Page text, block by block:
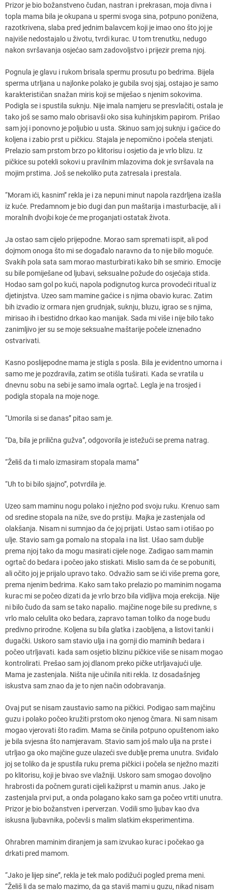
Prizor je bio božanstveno čudan, nastran i prekrasan, moja divna i
topla mama bila je okupana u spermi svoga sina, potpuno ponižena,
razotkrivena, slaba pred jednim balavcem koji je imao ono što joj je
najviše nedostajalo u životu, tvrdi kurac. U tom trenutku, nedugo
nakon svršavanja osjećao sam zadovoljstvo i prijezir prema njoj.
Pognula je glavu i rukom brisala spermu prosutu po bedrima. Bijela
sperma utrljana u najlonke polako je gubila svoj sjaj, ostajao je samo
karakterističan snažan miris koji se miješao s njenim sokovima.
Podigla se i spustila suknju. Nije imala namjeru se presvlačiti, ostala je
tako još se samo malo obrisavši oko sisa kuhinjskim papirom. Prišao
sam joj i ponovno je poljubio u usta. Skinuo sam joj suknju i gaćice do
koljena i zabio prst u pičkicu. Stajala je nepomično i počela stenjati.
Prelazio sam prstom brzo po klitorisu i osjetio da je vrlo blizu. Iz
pičkice su potekli sokovi u pravilnim mlazovima dok je svršavala na
mojim prstima. Još se nekoliko puta zatresala i prestala.
“Moram ići, kasnim” rekla je i za nepuni minut napola razdrljena izašla
iz kuće. Predamnom je bio dugi dan pun maštarija i masturbacije, ali i
moralnih dvojbi koje će me proganjati ostatak života.
Ja ostao sam cijelo prijepodne. Morao sam spremati ispit, ali pod
dojmom onoga što mi se događalo naravno da to nije bilo moguće.
Svakih pola sata sam morao masturbirati kako bih se smirio. Emocije
su bile pomiješane od ljubavi, seksualne požude do osjećaja stida.
Hodao sam gol po kući, napola podignutog kurca provodeći ritual iz
djetinjstva. Uzeo sam mamine gaćice i s njima obavio kurac. Zatim
bih izvadio iz ormara njen grudnjak, suknju, bluzu, igrao se s njima,
mirisao ih i bestidno drkao kao manijak. Sada mi više i nije bilo tako
zanimljivo jer su se moje seksualne maštarije počele iznenadno
ostvarivati.
Kasno poslijepodne mama je stigla s posla. Bila je evidentno umorna i
samo me je pozdravila, zatim se otišla tuširati. Kada se vratila u
dnevnu sobu na sebi je samo imala ogrtač. Legla je na trosjed i
podigla stopala na moje noge.
“Umorila si se danas” pitao sam je.
“Da, bila je prilična gužva”, odgovorila je istežući se prema natrag.
“Želiš da ti malo izmasiram stopala mama”
“Uh to bi bilo sjajno”, potvrdila je.
Uzeo sam maminu nogu polako i nježno pod svoju ruku. Krenuo sam
od sredine stopala na niže, sve do prstiju. Majka je zastenjala od
olakšanja. Nisam ni sumnjao da će joj prijati. Ustao sam i otišao po
ulje. Stavio sam ga pomalo na stopala i na list. Ušao sam dublje
prema njoj tako da mogu masirati cijele noge. Zadigao sam mamin
ogrtač do bedara i počeo jako stiskati. Mislio sam da će se pobuniti,
ali očito joj je prijalo upravo tako. Odvažio sam se ići više prema gore,
prema njenim bedrima. Kako sam tako prelazio po maminim nogama
kurac mi se počeo dizati da je vrlo brzo bila vidljiva moja erekcija. Nije
ni bilo čudo da sam se tako napalio. majčine noge bile su predivne, s
vrlo malo celulita oko bedara, zapravo taman toliko da noge budu
predivno prirodne. Koljena su bila glatka i zaobljena, a listovi tanki i
dugački. Uskoro sam stavio ulja i na gornji dio maminih bedara i
počeo utrljavati. kada sam osjetio blizinu pičkice više se nisam mogao
kontrolirati. Prešao sam joj dlanom preko pičke utrljavajući ulje.
Mama je zastenjala. Ništa nije učinila niti rekla. Iz dosadašnjeg
iskustva sam znao da je to njen način odobravanja.
Ovaj put se nisam zaustavio samo na pičkici. Podigao sam majčinu
guzu i polako počeo kružiti prstom oko njenog čmara. Ni sam nisam
mogao vjerovati što radim. Mama se činila potpuno opuštenom iako
je bila svjesna što namjeravam. Stavio sam još malo ulja na prste i
utrljao ga oko majčine guze ulazeći sve dublje prema unutra. Sviđalo
joj se toliko da je spustila ruku prema pičkici i počela se nježno maziti
po klitorisu, koji je bivao sve vlažniji. Uskoro sam smogao dovoljno
hrabrosti da počnem gurati cijeli kažiprst u mamin anus. Jako je
zastenjala prvi put, a onda polagano kako sam ga počeo vrtiti unutra.
Prizor je bio božanstven i perverzan. Vodili smo ljubav kao dva
iskusna ljubavnika, počevši s malim slatkim eksperimentima.
Ohrabren maminim diranjem ja sam izvukao kurac i počekao ga
drkati pred mamom.
“Jako je lijep sine”, rekla je tek malo podižući pogled prema meni.
“Želiš li da se malo mazimo, da ga staviš mami u guzu, nikad nisam